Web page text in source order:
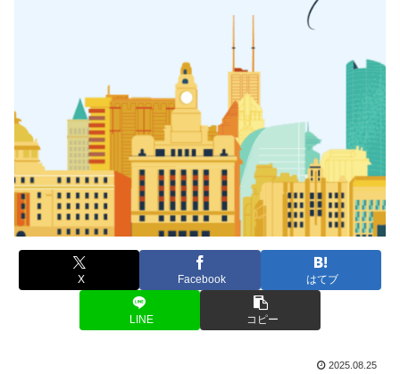
X Facebook はてブ
LINE コピー
2025.08.25